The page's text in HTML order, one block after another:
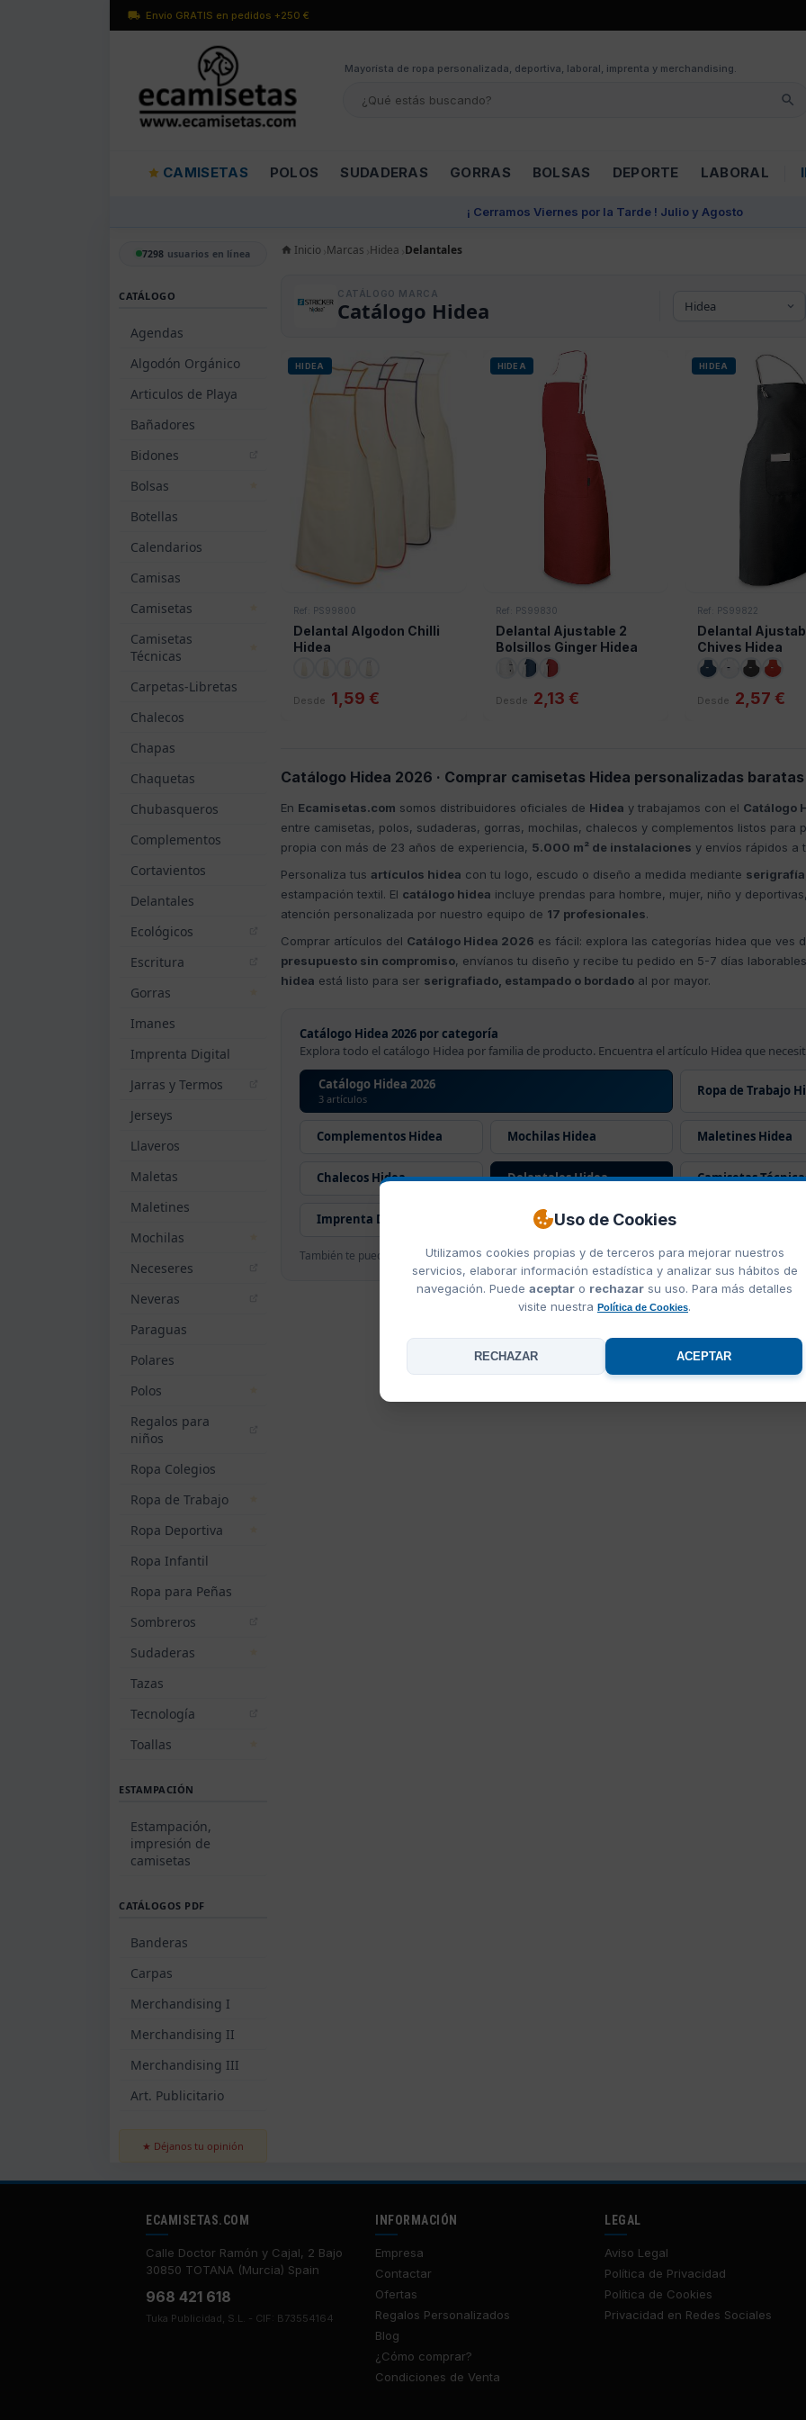
Envío GRATIS en pedidos +250 €
Mayorísta de ropa personalizada, deportiva, laboral, imprenta y merchandising.
CAMISETAS POLOS SUDADERAS GORRAS BOLSAS DEPORTE LABORAL
¡ Cerramos Viernes por la Tarde ! Julio y Agosto
Uso de Cookies
Utilizamos cookies propias y de terceros para mejorar nuestros
servicios, elaborar información estadística y analizar sus hábitos de
navegación. Puede aceptar o rechazar su uso. Para más detalles
visite nuestra Política de Cookies.
RECHAZAR ACEPTAR
7298 usuarios en línea
CATÁLOGO
Agendas
Algodón Orgánico
Articulos de Playa
Bañadores
Bidones
Bolsas
Botellas
Calendarios
Camisas
Camisetas
Camisetas
Técnicas
Carpetas-Libretas
Chalecos
Chapas
Chaquetas
Chubasqueros
Complementos
Cortavientos
Delantales
Ecológicos
Escritura
Gorras
Imanes
Imprenta Digital
Jarras y Termos
Jerseys
Llaveros
Maletas
Maletines
Mochilas
Neceseres
Neveras
Paraguas
Polares
Polos
Regalos para
niños
Ropa Colegios
Ropa de Trabajo
Ropa Deportiva
Ropa Infantil
Ropa para Peñas
Sombreros
Sudaderas
Tazas
Tecnología
Toallas
ESTAMPACIÓN
Estampación,
impresión de
camisetas
CATÁLOGOS PDF
Banderas
Carpas
Merchandising I
Merchandising II
Merchandising III
Art. Publicitario
★ Déjanos tu opinión
Inicio Marcas Hidea Delantales
CATÁLOGO MARCA
Catálogo Hidea
HIDEA
Ref: PS99800
Delantal Algodon Chilli
Hidea
Desde 1,59 €
HIDEA
Ref: PS99830
Delantal Ajustable 2
Bolsillos Ginger Hidea
Desde 2,13 €
HIDEA
Ref: PS99822
Delantal
Chives Hidea
Desde 2,57 €
Catálogo Hidea 2026 · Comprar camisetas Hidea personalizadas
En Ecamisetas.com somos distribuidores oficiales de Hidea y trabajamos con el Catálogo
entre camisetas, polos, sudaderas, gorras, mochilas, chalecos y complementos listos para
propia con más de 23 años de experiencia, 5.000 m² de instalaciones y envíos rápidos a
Personaliza tus artículos hidea con tu logo, escudo o diseño a medida mediante serigrafía
estampación textil. El catálogo hidea incluye prendas para hombre, mujer, niño y
atención personalizada por nuestro equipo de 17 profesionales.
Comprar artículos del Catálogo Hidea 2026 es fácil: explora las categorías hidea que ves
presupuesto sin compromiso, envíanos tu diseño y recibe tu pedido en 5-7 días
hidea está listo para ser serigrafiado, estampado o bordado al por mayor.
Catálogo Hidea 2026 por categoría
Explora todo el catálogo Hidea por familia de producto. Encuentra el artículo Hidea que
Catálogo Hidea 2026
3 artículos Ropa de Trabajo
Complementos Hidea Mochilas Hidea Maletines Hidea
Chalecos Hidea Delantales Hidea Camisetas
Imprenta Digital Hidea Gorras Hidea
También te puede interesar:artículos hidea, Catálogo Hidea 2026,otras marcas de camisetas
ECAMISETAS.COM
Calle Doctor Ramón y Cajal, 2 Bajo
30850 TOTANA (Murcia) Spain
968 421 618
Tuka Publicidad, S.L. - CIF: B73554164
INFORMACIÓN
Empresa
Contactar
Ofertas
Regalos Personalizados
Blog
¿Cómo comprar?
Condiciones de Venta
LEGAL
Aviso Legal
Política de Privacidad
Política de Cookies
Privacidad en Redes Sociales